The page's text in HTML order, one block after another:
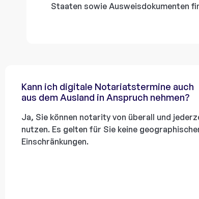
Staaten sowie Ausweisdokumenten
Kann ich digitale Notariatstermine auch
aus dem Ausland in Anspruch nehmen?
Ja, Sie können notarity von überall und
nutzen. Es gelten für Sie keine
Einschränkungen.